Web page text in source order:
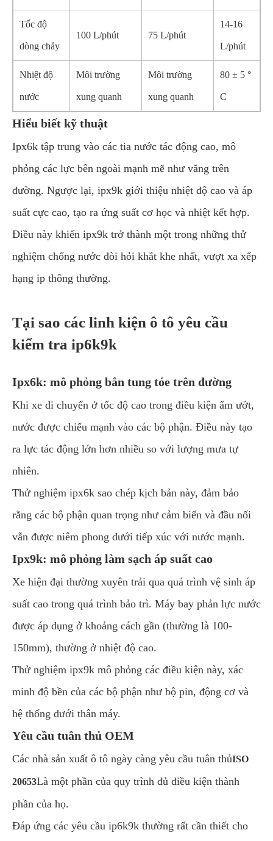
Tốc độ
dòng chảy
100 L/phút 75 L/phút
14-16
L/phút
Nhiệt độ
nước
Môi trường
xung quanh
Môi trường
xung quanh
80 ± 5 °
C
Hiểu biết kỹ thuật
Ipx6k tập trung vào các tia nước tác động cao, mô
phỏng các lực bên ngoài mạnh mẽ như văng trên
đường. Ngược lại, ipx9k giới thiệu nhiệt độ cao và áp
suất cực cao, tạo ra ứng suất cơ học và nhiệt kết hợp.
Điều này khiến ipx9k trở thành một trong những thử
nghiệm chống nước đòi hỏi khắt khe nhất, vượt xa xếp
hạng ip thông thường.
Tại sao các linh kiện ô tô yêu cầu
kiểm tra ip6k9k
Ipx6k: mô phỏng bắn tung tóe trên đường
Khi xe di chuyển ở tốc độ cao trong điều kiện ẩm ướt,
nước được chiếu mạnh vào các bộ phận. Điều này tạo
ra lực tác động lớn hơn nhiều so với lượng mưa tự
nhiên.
Thử nghiệm ipx6k sao chép kịch bản này, đảm bảo
rằng các bộ phận quan trọng như cảm biến và đầu nối
vẫn được niêm phong dưới tiếp xúc với nước mạnh.
Ipx9k: mô phỏng làm sạch áp suất cao
Xe hiện đại thường xuyên trải qua quá trình vệ sinh áp
suất cao trong quá trình bảo trì. Máy bay phản lực nước
được áp dụng ở khoảng cách gần (thường là 100-
150mm), thường ở nhiệt độ cao.
Thử nghiệm ipx9k mô phỏng các điều kiện này, xác
minh độ bền của các bộ phận như bộ pin, động cơ và
hệ thống dưới thân máy.
Yêu cầu tuân thủ OEM
Các nhà sản xuất ô tô ngày càng yêu cầu tuân thủISO
20653Là một phần của quy trình đủ điều kiện thành
phần của họ.
Đáp ứng các yêu cầu ip6k9k thường rất cần thiết cho